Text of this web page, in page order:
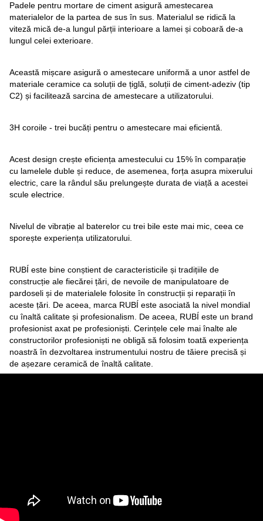
Padele pentru mortare de ciment asigură amestecarea
materialelor de la partea de sus în sus. Materialul se ridică la
viteză mică de-a lungul părții interioare a lamei și coboară de-a
lungul celei exterioare.
Această mișcare asigură o amestecare uniformă a unor astfel de
materiale ceramice ca soluții de țiglă, soluții de ciment-adeziv (tip
C2) și facilitează sarcina de amestecare a utilizatorului.
3H coroile - trei bucăți pentru o amestecare mai eficientă.
Acest design crește eficiența amestecului cu 15% în comparație
cu lamelele duble și reduce, de asemenea, forța asupra mixerului
electric, care la rândul său prelungește durata de viață a acestei
scule electrice.
Nivelul de vibrație al baterelor cu trei bile este mai mic, ceea ce
sporește experiența utilizatorului.
RUBÍ este bine conștient de caracteristicile și tradițiile de
construcție ale fiecărei țări, de nevoile de manipulatoare de
pardoseli și de materialele folosite în construcții și reparații în
aceste țări. De aceea, marca RUBÍ este asociată la nivel mondial
cu înaltă calitate și profesionalism. De aceea, RUBÍ este un brand
profesionist axat pe profesioniști. Cerințele cele mai înalte ale
constructorilor profesioniști ne obligă să folosim toată experiența
noastră în dezvoltarea instrumentului nostru de tăiere precisă și
de așezare ceramică de înaltă calitate.